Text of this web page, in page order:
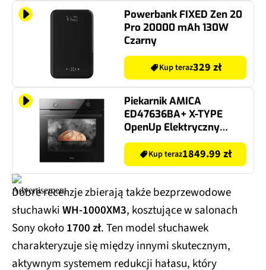
Powerbank FIXED Zen 20
Pro 20000 mAh 130W
Czarny
Kup teraz329 zł
Piekarnik AMICA
ED47636BA+ X-TYPE
OpenUp Elektryczny
parowy Czarny A+
Kup teraz1849.99 zł
Dobre recenzje zbierają także bezprzewodowe
słuchawkiWH-1000XM3, kosztujące w salonach
Sony około1700 zł. Ten model słuchawek
charakteryzuje się między innymi skutecznym,
aktywnym systemem redukcji hałasu, który